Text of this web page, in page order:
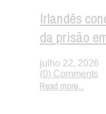
Irlandês
da prisão
julho 22, 2026
(0) Comments
Read more...